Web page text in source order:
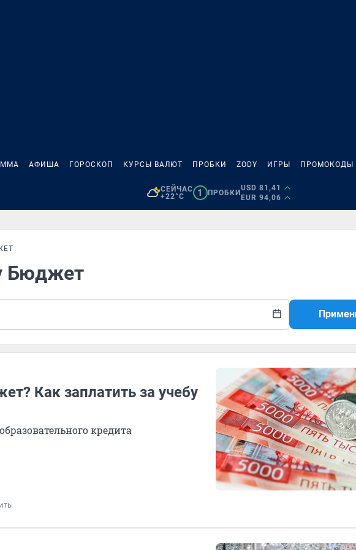
АФИША ГОРОСКОП КУРСЫ ВАЛЮТ ПРОБКИ ZODY ИГРЫ ПРОМОКОДЫ
СЕЙЧАС
+22°C
1 ПРОБКИ
USD 81,41
EUR 94,06
Бюджет
Как заплатить за учебу
кредита